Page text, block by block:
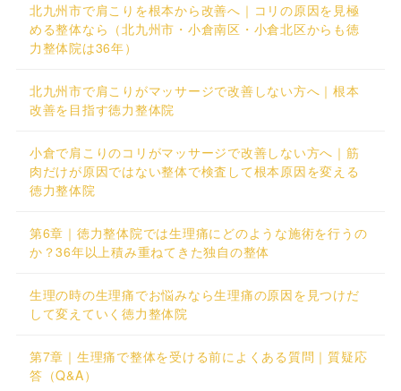
北九州市で肩こりを根本から改善へ｜コリの原因を見極
める整体なら（北九州市・小倉南区・小倉北区からも徳
力整体院は36年）
北九州市で肩こりがマッサージで改善しない方へ｜根本
改善を目指す徳力整体院
小倉で肩こりのコリがマッサージで改善しない方へ｜筋
肉だけが原因ではない整体で検査して根本原因を変える
徳力整体院
第6章｜徳力整体院では生理痛にどのような施術を行うの
か？36年以上積み重ねてきた独自の整体
生理の時の生理痛でお悩みなら生理痛の原因を見つけだ
して変えていく徳力整体院
第7章｜生理痛で整体を受ける前によくある質問｜質疑応
答（Q&A）